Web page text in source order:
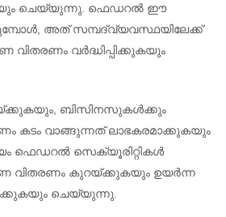
ചെയ്യുന്നു. ഫെഡറൽ ഈ
അത് സമ്പദ്‌വ്യവസ്ഥയിലേക്ക്
വർദ്ധിപ്പിക്കുകയും
ബിസിനസുകൾക്കും
കടം വാങ്ങുന്നത് ലാഭകരമാക്കുകയും
ഫെഡറൽ സെക്യൂരിറ്റികൾ
വിതരണം കുറയ്ക്കുകയും ഉയർന്ന
ചെയ്യുന്നു.